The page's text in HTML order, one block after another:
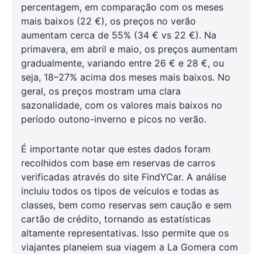
percentagem, em comparação com os meses
mais baixos (22 €), os preços no verão
aumentam cerca de 55% (34 € vs 22 €). Na
primavera, em abril e maio, os preços aumentam
gradualmente, variando entre 26 € e 28 €, ou
seja, 18–27% acima dos meses mais baixos. No
geral, os preços mostram uma clara
sazonalidade, com os valores mais baixos no
período outono-inverno e picos no verão.
É importante notar que estes dados foram
recolhidos com base em reservas de carros
verificadas através do site FindYCar. A análise
incluiu todos os tipos de veículos e todas as
classes, bem como reservas sem caução e sem
cartão de crédito, tornando as estatísticas
altamente representativas. Isso permite que os
viajantes planeiem sua viagem a La Gomera com